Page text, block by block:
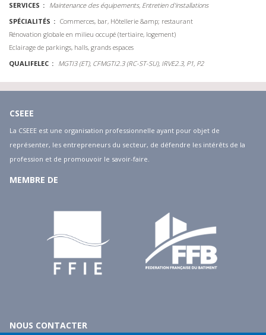
SERVICES
Maintenance des équipements, Entretien d'installations
SPÉCIALITÉS
Commerces, bar, Hôtellerie &amp; restaurant
Rénovation globale en milieu occupé (tertiaire, logement)
Eclairage de parkings, halls, grands espaces
QUALIFELEC
MGTI3 (ET), CFMGTI2.3 (RC-ST-SU), IRVE2.3, P1, P2
CSEEE
La CSEEE est une organisation professionnelle ayant pour objet de
représenter, les entrepreneurs du secteur, de défendre les intérêts de la
profession et de promouvoir le savoir-faire.
MEMBRE DE
NOUS CONTACTER